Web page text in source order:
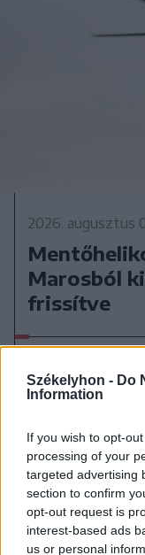
Székelyhon - Do
Information
If you wish to opt-
processing of your
targeted advertising
section to confirm
opt-out request is
interest-based ads
us or personal
2026. augusztus
Marosból
frissítve